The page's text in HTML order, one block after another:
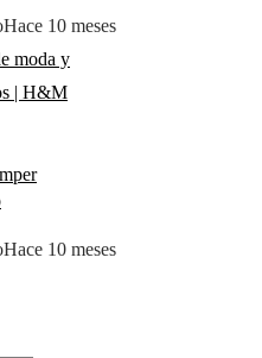
Hace 10 meses
Hace 10 meses